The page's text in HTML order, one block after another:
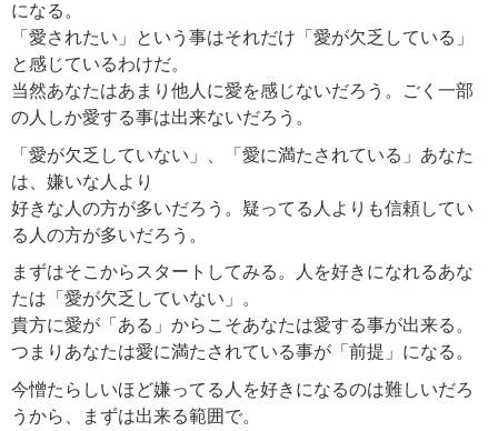
になる。
「愛されたい」という事はそれだけ「愛が欠乏している」
と感じているわけだ。
当然あなたはあまり他人に愛を感じないだろう。ごく一部
の人しか愛する事は出来ないだろう。
「愛が欠乏していない」、「愛に満たされている」あなた
は、嫌いな人より
好きな人の方が多いだろう。疑ってる人よりも信頼してい
る人の方が多いだろう。
まずはそこからスタートしてみる。人を好きになれるあな
たは「愛が欠乏していない」。
貴方に愛が「ある」からこそあなたは愛する事が出来る。
つまりあなたは愛に満たされている事が「前提」になる。
今憎たらしいほど嫌ってる人を好きになるのは難しいだろ
うから、まずは出来る範囲で。